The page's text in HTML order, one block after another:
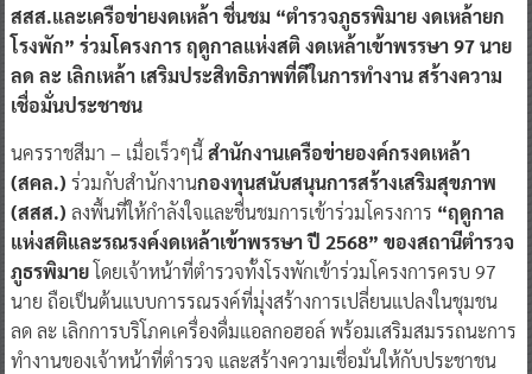
สสส.และเครือข่ายงดเหล้า ชื่นชม “ตำรวจภูธรพิมาย งดเหล้ายก
โรงพัก” ร่วมโครงการ ฤดูกาลแห่งสติ งดเหล้าเข้าพรรษา 97 นาย
ลด ละ เลิกเหล้า เสริมประสิทธิภาพที่ดีในการทำงาน สร้างความ
เชื่อมั่นประชาชน
นครราชสีมา – เมื่อเร็วๆนี้สำนักงานเครือข่ายองค์กรงดเหล้า
(สคล.) ร่วมกับสำนักงานกองทุนสนับสนุนการสร้างเสริมสุขภาพ
(สสส.) ลงพื้นที่ให้กำลังใจและชื่นชมการเข้าร่วมโครงการ “ฤดูกาล
แห่งสติและรณรงค์งดเหล้าเข้าพรรษา ปี 2568” ของสถานีตำรวจ
ภูธรพิมายโดยเจ้าหน้าที่ตำรวจทั้งโรงพักเข้าร่วมโครงการครบ 97
นาย ถือเป็นต้นแบบการรณรงค์ที่มุ่งสร้างการเปลี่ยนแปลงในชุมชน
ลด ละ เลิกการบริโภคเครื่องดื่มแอลกอฮอล์ พร้อมเสริมสมรรถนะการ
ทำงานของเจ้าหน้าที่ตำรวจ และสร้างความเชื่อมั่นให้กับประชาชน